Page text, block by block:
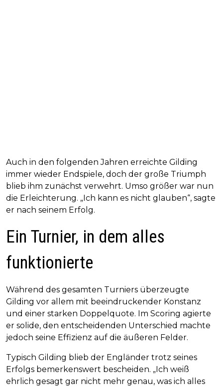
Auch in den folgenden Jahren erreichte Gilding
immer wieder Endspiele, doch der große Triumph
blieb ihm zunächst verwehrt. Umso größer war nun
die Erleichterung. „Ich kann es nicht glauben“, sagte
er nach seinem Erfolg.
Ein Turnier, in dem alles
funktionierte
Während des gesamten Turniers überzeugte
Gilding vor allem mit beeindruckender Konstanz
und einer starken Doppelquote. Im Scoring agierte
er solide, den entscheidenden Unterschied machte
jedoch seine Effizienz auf die äußeren Felder.
Typisch Gilding blieb der Engländer trotz seines
Erfolgs bemerkenswert bescheiden. „Ich weiß
ehrlich gesagt gar nicht mehr genau, was ich alles